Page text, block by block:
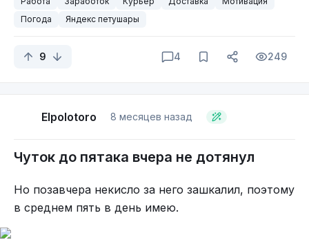
Погода
Яндекс петушары
9 4 249
Elpolotoro 8 месяцев назад
Чуток до пятака вчера не дотянул
Но позавчера некисло за него зашкалил, поэтому
в среднем пять в день имею.